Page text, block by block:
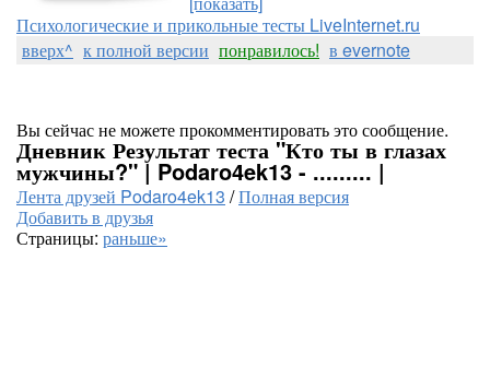
Психологические и прикольные тесты LiveInternet.ru
вверх^ к полной версии понравилось! в evernote
Вы сейчас не можете прокомментировать это сообщение.
Дневник Результат теста "Кто ты в глазах
мужчины?" | Podaro4ek13 - ......... |
Лента друзей Podaro4ek13 /Полная версия
Добавить в друзья
Страницы: раньше»